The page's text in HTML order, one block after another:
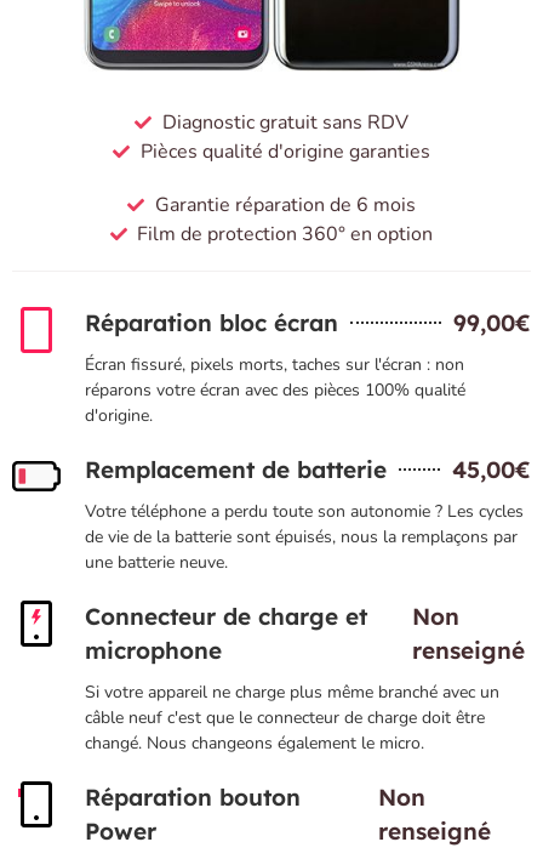
Diagnostic gratuit sans RDV
Pièces qualité d'origine garanties
Garantie réparation de 6 mois
Film de protection 360° en option
Réparation bloc écran 99,00€
Écran fissuré, pixels morts, taches sur l'écran : non
réparons votre écran avec des pièces 100% qualité
d'origine.
Remplacement de batterie 45,00€
Votre téléphone a perdu toute son autonomie ? Les cycles
de vie de la batterie sont épuisés, nous la remplaçons par
une batterie neuve.
Connecteur de charge et
microphone
Non
renseigné
Si votre appareil ne charge plus même branché avec un
câble neuf c'est que le connecteur de charge doit être
changé. Nous changeons également le micro.
Réparation bouton
Power
Non
renseigné